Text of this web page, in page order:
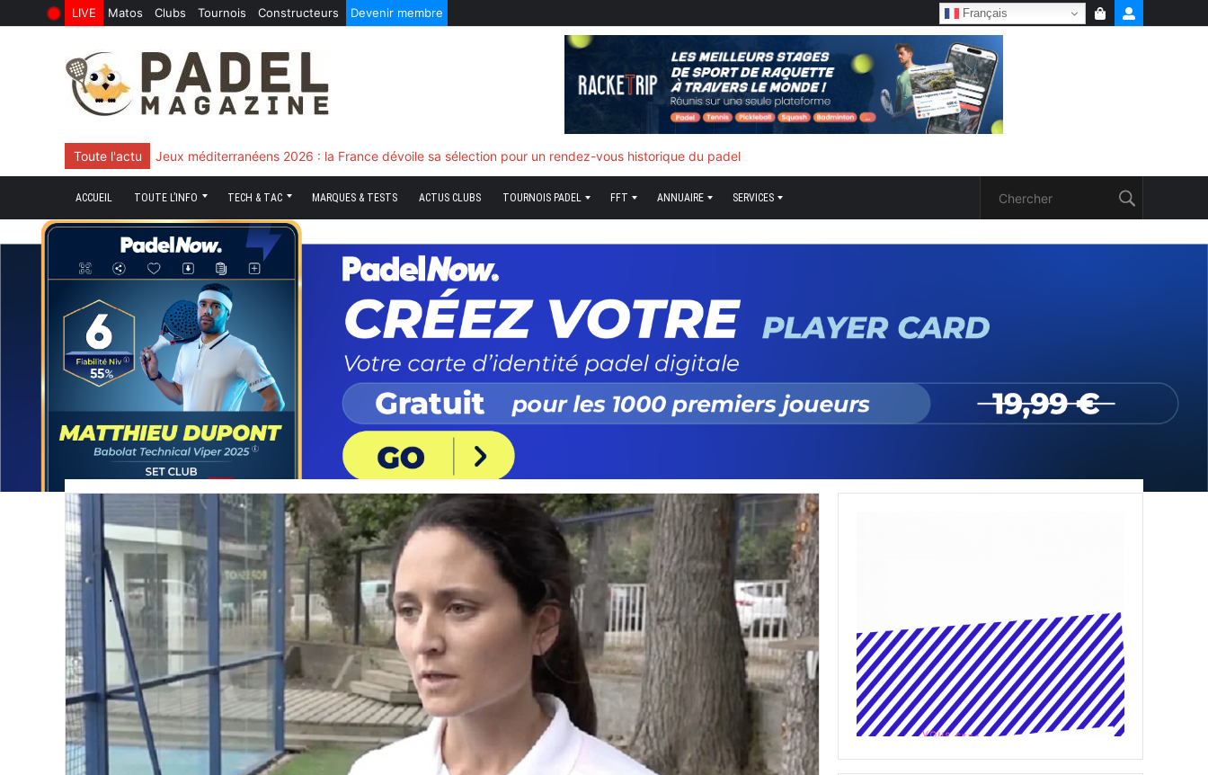
LIVE Matos Clubs Tournois Constructeurs Devenir membre Français
Toute l'actu Jeux méditerranéens 2026 : la France dévoile sa sélection pour un rendez-vous historique du padel
ACCUEIL TOUTE L’INFO
6 Août 2026
TECH & TAC
10 Juin 2026
MARQUES & TESTS ACTUS CLUBS TOURNOIS PADEL FFT ANNUAIRE SERVICES